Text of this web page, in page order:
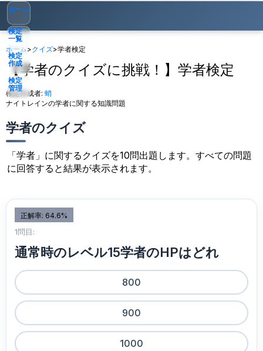
ホーム
検定
一覧
検定
作成
検定
管理
ゲスト ▾
ホーム>クイズ>学者検定
【学者のクイズに挑戦！】学者検定
検定作成者: 蛸
ナイトレインの学者に関する知識問題
学者のクイズ
「学者」に関するクイズを10問出題します。すべての問題
に回答すると結果が表示されます。
正解率: 64.6%
1問目:
通常時のレベル15学者のHPはどれ
800
900
1000